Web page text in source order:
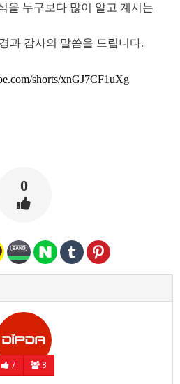
을 누구보다 많이 알고 계시는
과 감사의 말씀을 드립니다.
shorts/xnGJ7CF1uXg
0
7 8